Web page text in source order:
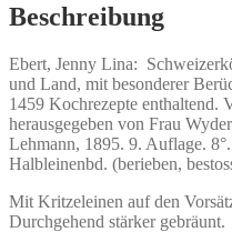
Beschreibung
Ebert, Jenny Lina:
und Land, mit besonderer
1459 Kochrezepte enthaltend.
herausgegeben von Frau
Lehmann, 1895. 9. Auflage.
Halbleinenbd. (berieben,
Mit Kritzeleinen auf den
Durchgehend stärker gebräunt.